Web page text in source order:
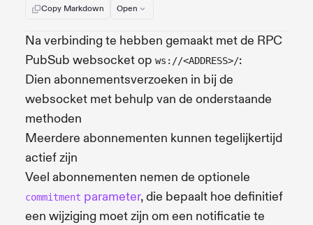
Copy Markdown Open
Na verbinding te hebben gemaakt met de RPC
PubSub websocket op ws://<ADDRESS>/:
Dien abonnementsverzoeken in bij de
websocket met behulp van de onderstaande
methoden
Meerdere abonnementen kunnen tegelijkertijd
actief zijn
Veel abonnementen nemen de optionele
commitment parameter, die bepaalt hoe definitief
een wijziging moet zijn om een notificatie te